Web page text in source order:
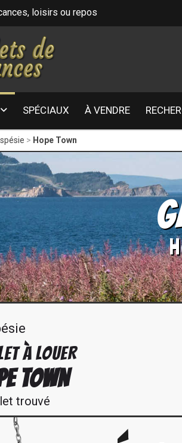
loisirs ou repos
SPÉCIAUX À VENDRE
Hope Town
À LOUER
TOWN
trouvé